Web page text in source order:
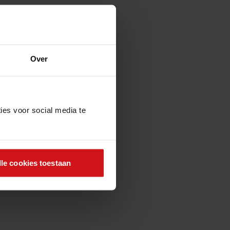
Over
voor social media te
cookies toestaan